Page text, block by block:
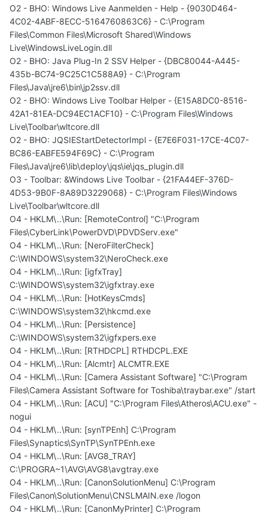
O2 - BHO: Windows Live Aanmelden - Help - {9030D464-
4C02-4ABF-8ECC-5164760863C6} - C:\Program
Files\Common Files\Microsoft Shared\Windows
Live\WindowsLiveLogin.dll
O2 - BHO: Java Plug-In 2 SSV Helper - {DBC80044-A445-
435b-BC74-9C25C1C588A9} - C:\Program
Files\Java\jre6\bin\jp2ssv.dll
O2 - BHO: Windows Live Toolbar Helper - {E15A8DC0-8516-
42A1-81EA-DC94EC1ACF10} - C:\Program Files\Windows
Live\Toolbar\wltcore.dll
O2 - BHO: JQSIEStartDetectorImpl - {E7E6F031-17CE-4C07-
BC86-EABFE594F69C} - C:\Program
Files\Java\jre6\lib\deploy\jqs\ie\jqs_plugin.dll
O3 - Toolbar: &Windows Live Toolbar - {21FA44EF-376D-
4D53-9B0F-8A89D3229068} - C:\Program Files\Windows
Live\Toolbar\wltcore.dll
O4 - HKLM\..\Run: [RemoteControl] "C:\Program
Files\CyberLink\PowerDVD\PDVDServ.exe"
O4 - HKLM\..\Run: [NeroFilterCheck]
C:\WINDOWS\system32\NeroCheck.exe
O4 - HKLM\..\Run: [igfxTray]
C:\WINDOWS\system32\igfxtray.exe
O4 - HKLM\..\Run: [HotKeysCmds]
C:\WINDOWS\system32\hkcmd.exe
O4 - HKLM\..\Run: [Persistence]
C:\WINDOWS\system32\igfxpers.exe
O4 - HKLM\..\Run: [RTHDCPL] RTHDCPL.EXE
O4 - HKLM\..\Run: [Alcmtr] ALCMTR.EXE
O4 - HKLM\..\Run: [Camera Assistant Software] "C:\Program
Files\Camera Assistant Software for Toshiba\traybar.exe" /start
O4 - HKLM\..\Run: [ACU] "C:\Program Files\Atheros\ACU.exe" -
nogui
O4 - HKLM\..\Run: [synTPEnh] C:\Program
Files\Synaptics\SynTP\SynTPEnh.exe
O4 - HKLM\..\Run: [AVG8_TRAY]
C:\PROGRA~1\AVG\AVG8\avgtray.exe
O4 - HKLM\..\Run: [CanonSolutionMenu] C:\Program
Files\Canon\SolutionMenu\CNSLMAIN.exe /logon
O4 - HKLM\..\Run: [CanonMyPrinter] C:\Program